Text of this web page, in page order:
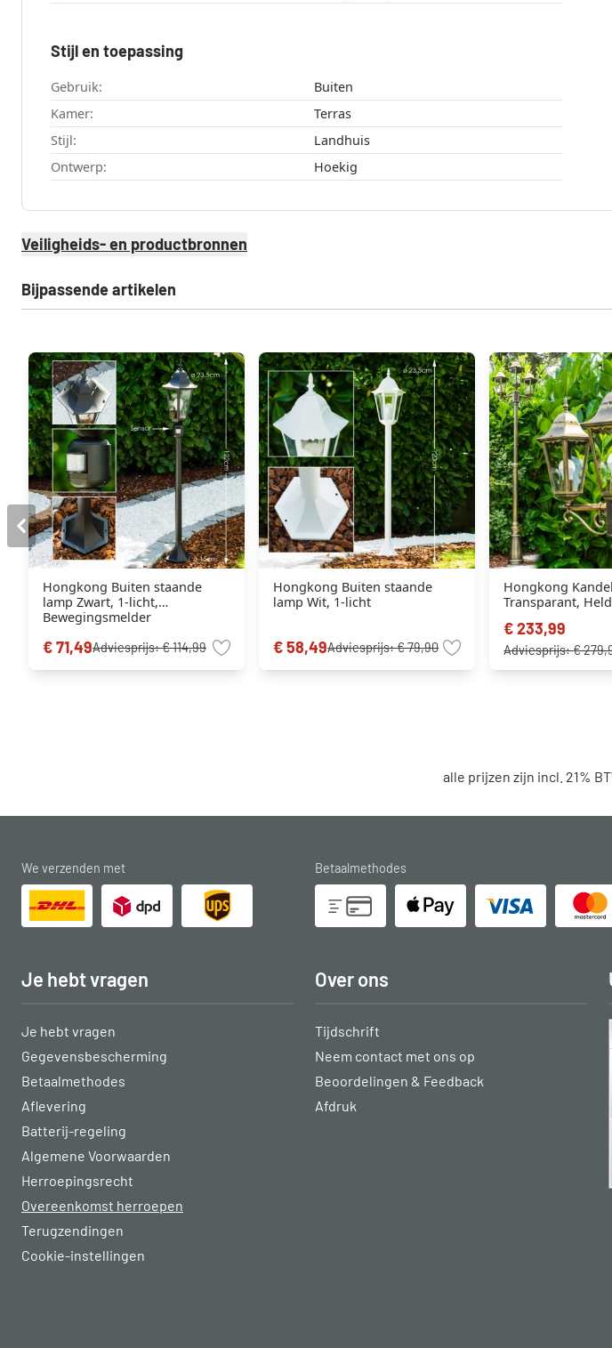
Stijl en toepassing
Gebruik:
Buiten
Kamer:
Terras
Stijl:
Landhuis
Ontwerp:
Hoekig
Veiligheids- en productbronnen
Bijpassende artikelen
Hongkong Buiten staande
lamp Zwart, 1-licht,
Bewegingsmelder
€ 71,49Adviesprijs:€ 114,99
Hongkong Buiten staande
lamp Wit, 1-licht
€ 58,49Adviesprijs:€ 79,90
Hongkong
Transparant,
€ 233,99
Adviesprijs:€
alle prijzen zijn incl. 21%
We verzenden met Betaalmethodes
Je hebt vragen
Je hebt vragen
Gegevensbescherming
Betaalmethodes
Aflevering
Batterij-regeling
Algemene Voorwaarden
Herroepingsrecht
Overeenkomst herroepen
Terugzendingen
Cookie-instellingen
Over ons
Tijdschrift
Neem contact met ons op
Beoordelingen & Feedback
Afdruk